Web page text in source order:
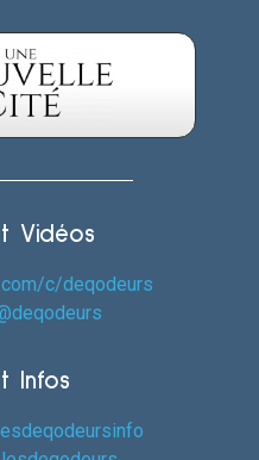
Vidéos
c/deqodeurs
Infos